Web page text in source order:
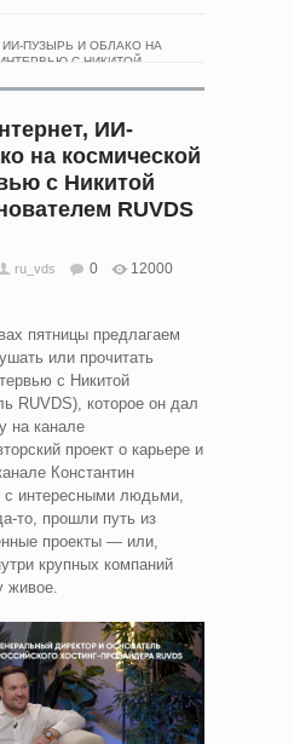
ПУЗЫРЬ И ОБЛАКО НА
С НИКИТОЙ
ИИ-
на космической
с Никитой
RUVDS
ru_vds 0
12000
пятницы предлагаем
или прочитать
с Никитой
RUVDS), которое он дал
на канале
проект о карьере и
Константин
с интересными людьми,
то, прошли путь из
проекты — или,
крупных компаний
живое.